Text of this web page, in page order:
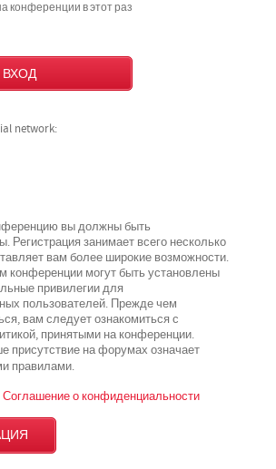
конференции в этот раз
network:
вы должны быть
Регистрация занимает всего несколько
вам более широкие возможности.
конференции могут быть установлены
привилегии для
пользователей. Прежде чем
вам следует ознакомиться с
принятыми на конференции.
присутствие на форумах означает
правилами.
Соглашение о конфиденциальности